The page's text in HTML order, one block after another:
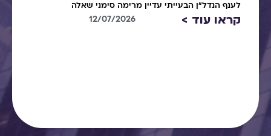
לענף הנדל"ן הבעייתי עדיין מרימה סימני שאלה
קראו עוד > 12/07/2026